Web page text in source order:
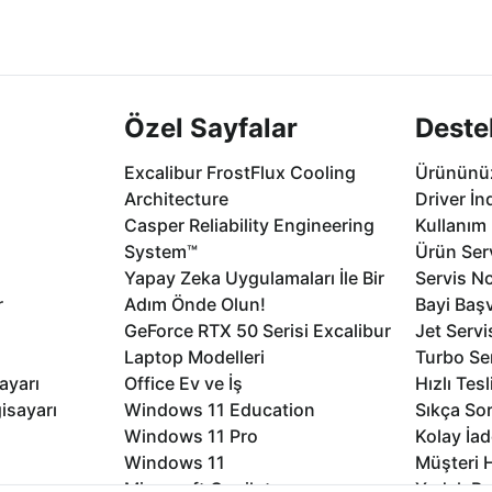
Özel Sayfalar
Excalibur FrostFlux Cooling
Architecture
Casper Reliability Engineering
System™
Yapay Zeka Uygulamaları İle Bir
Adım Önde Olun!
GeForce RTX 50 Serisi Excalibur
Laptop Modelleri
Office Ev ve İş
Windows 11 Education
Windows 11 Pro
Windows 11
Driver
Kullanım
Ürün
Servis
Bayi
Jet
Turbo
Hızlı
Sıkça
Kolay
Müşteri